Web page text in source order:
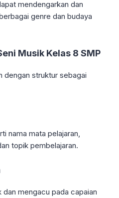
mendengarkan dan
genre dan budaya
Musik Kelas 8 SMP
dengan struktur sebagai
nama mata pelajaran,
topik pembelajaran.
mengacu pada capaian